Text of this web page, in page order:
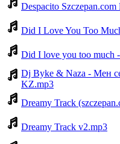
Despacito Szczepan.com
Did I Love You Too
Did I love you too much
Dj Byke & Naza - Мен
KZ.mp3
Dreamy Track
Dreamy Track v2.mp3